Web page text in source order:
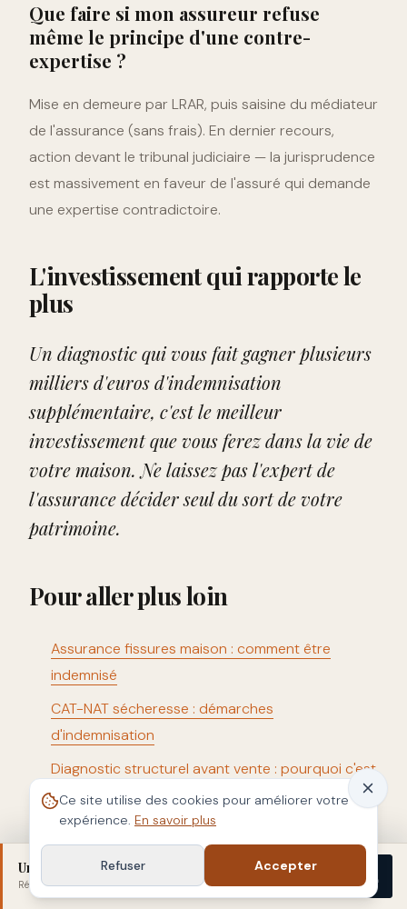
Que faire si mon assureur refuse
même le principe d'une contre-
expertise ?
Mise en demeure par LRAR, puis saisine du médiateur
de l'assurance (sans frais). En dernier recours,
action devant le tribunal judiciaire — la jurisprudence
est massivement en faveur de l'assuré qui demande
une expertise contradictoire.
L'investissement qui rapporte le
plus
Un diagnostic qui vous fait gagner plusieurs
milliers d'euros d'indemnisation
supplémentaire, c'est le meilleur
investissement que vous ferez dans la vie de
votre maison. Ne laissez pas l'expert de
l'assurance décider seul du sort de votre
patrimoine.
Pour aller plus loin
Assurance fissures maison : comment être
indemnisé
CAT-NAT sécheresse : démarches
d'indemnisation
Diagnostic structurel avant vente : pourquoi c'est
essentiel
Besoin d'une contre-expertise ? Appelez le
05 82 95 33 75 — ou faites votrediagnostic
en ligne
Un doute sur votre bâti ?
Réponse sous 48 h· sans engagement
Démarrer
Ce site utilise des cookies pour améliorer votre
expérience. En savoir plus
Refuser Accepter